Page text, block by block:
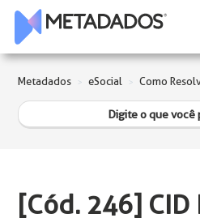
Metadados eSocial Como
[Cód. 246]